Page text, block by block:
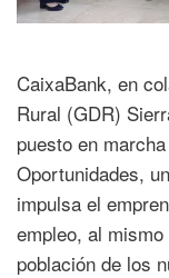
CaixaBank, en
Rural (GDR)
puesto en
Oportunidades,
impulsa el
empleo, al
población de los